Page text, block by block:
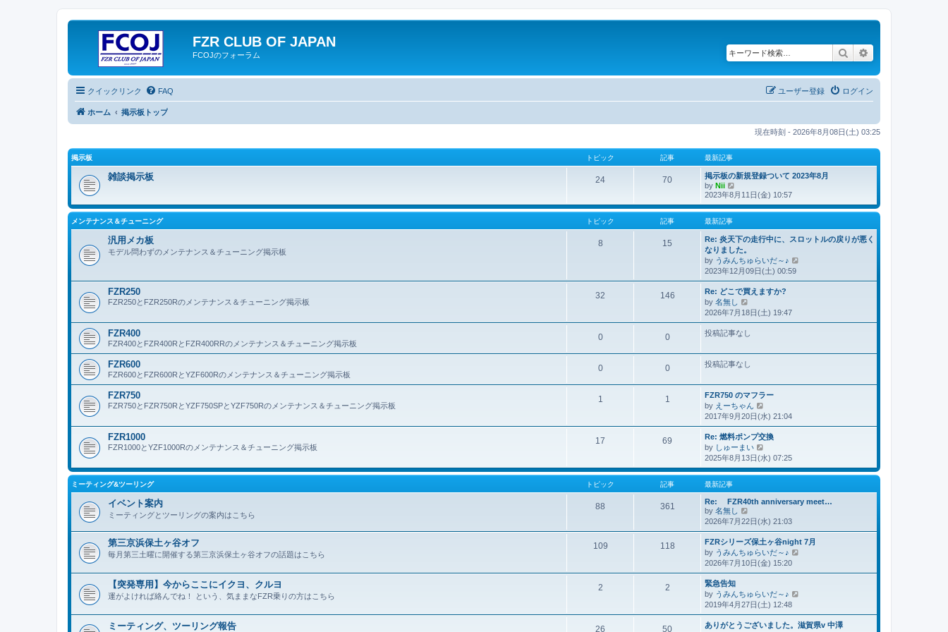
FZR CLUB OF JAPAN
FCOJのフォーラム 検索
クイックリンク FAQ ログイン
ユーザー登録
ホーム 掲示板トップ
現在時刻 - 2026年8月08日(土) 03:25
掲示板 トピック 記事 最新記事
雑談掲示板 24 70
掲示板の新規登録ついて 2023年8月
by Nii
新
記
2023年8月11日(金) 10:57
メンテナンス＆チューニング トピック 記事 最新記事
汎用メカ板
モデル問わずのメンテナンス＆チューニング掲示板
8 15
Re: 炎天下の走行中に、スロットルの戻りが悪く
なりました。
by うみんちゅらいだ～♪
記
2023年12月09日(土) 00:59
FZR250
FZR250とFZR250Rのメンテナンス＆チューニング掲示板
32 146
Re: どこで買えますか?
by 名無し
新
記
事
2026年7月18日(土) 19:47
FZR400
FZR400とFZR400RとFZR400RRのメンテナンス＆チューニング掲示板
0 0 投稿記事なし
FZR600
FZR600とFZR600RとYZF600Rのメンテナンス＆チューニング掲示板
0 0 投稿記事なし
FZR750
FZR750とFZR750RとYZF750SPとYZF750Rのメンテナンス＆チューニング掲示板
1 1
FZR750 のマフラー
by えーちゃん
新
記
事
2017年9月20日(水) 21:04
FZR1000
FZR1000とYZF1000Rのメンテナンス＆チューニング掲示板
17 69
Re: 燃料ポンプ交換
by しゅーまい
新
記
2025年8月13日(水) 07:25
ミーティング&ツーリング トピック 記事 最新記事
イベント案内
ミーティングとツーリングの案内はこちら
88 361
Re: FZR40th anniversary meet…
by 名無し
新
記
事
2026年7月22日(水) 21:03
第三京浜保土ヶ谷オフ
毎月第三土曜に開催する第三京浜保土ヶ谷オフの話題はこちら
109 118
FZRシリーズ保土ヶ谷night 7月
by うみんちゅらいだ～♪
記
2026年7月10日(金) 15:20
【突発専用】今からここにイクヨ、クルヨ
運がよければ絡んでね！ という、気ままなFZR乗りの方はこちら
2 2
緊急告知
by うみんちゅらいだ～♪
記
事
2019年4月27日(土) 12:48
ミーティング、ツーリング報告 26 50
ありがとうございました。滋賀県v 中澤